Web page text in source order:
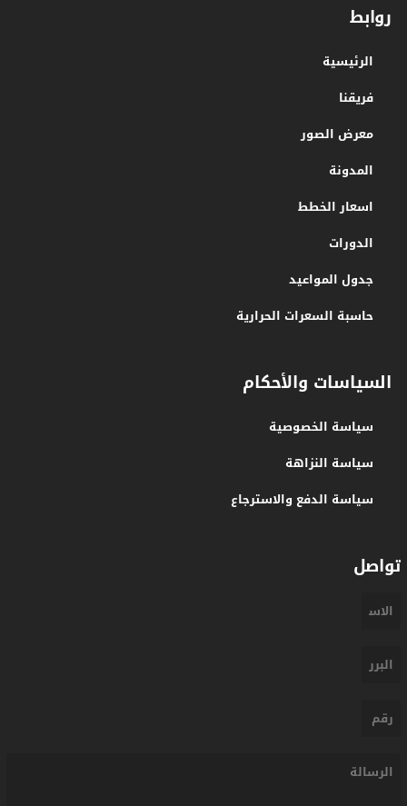
روابط
الرئيسية
فريقنا
معرض الصور
المدونة
اسعار الخطط
الدورات
جدول المواعيد
حاسبة السعرات الحرارية
السياسات والأحكام
سياسة الخصوصية
سياسة النزاهة
سياسة الدفع والاسترجاع
تواصل